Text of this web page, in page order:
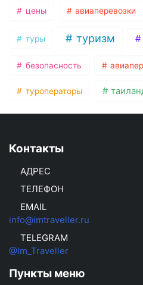
цены авиаперевозки
туры туризм
безопасность
туроператоры
Контакты
АДРЕС
ТЕЛЕФОН
EMAIL
info@imtraveller.ru
TELEGRAM
@Im_Traveller
Пункты меню